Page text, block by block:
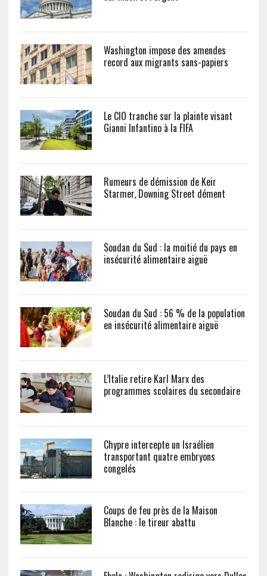
Washington impose des amendes
record aux migrants sans-papiers
Le CIO tranche sur la plainte visant
Gianni Infantino à la FIFA
Rumeurs de démission de Keir
Starmer, Downing Street dément
Soudan du Sud : la moitié du pays en
insécurité alimentaire aiguë
Soudan du Sud : 56 % de la population
en insécurité alimentaire aiguë
L’Italie retire Karl Marx des
programmes scolaires du secondaire
Chypre intercepte un Israélien
transportant quatre embryons
congelés
Coups de feu près de la Maison
Blanche : le tireur abattu